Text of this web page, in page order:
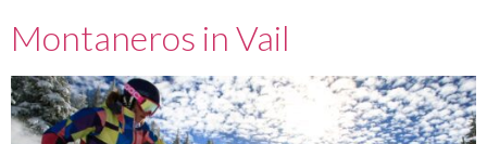
Montaneros in Vail